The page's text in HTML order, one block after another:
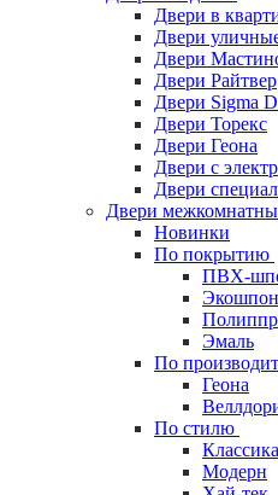
Двери в
Двери
Двери
Двери Райтвер
Двери Sigma
Двери Торекс
Двери Геона
Двери с
Двери
Двери
Новинки
По покрытию
ПВХ-
Экошпон
Эмаль
По
Геона
По стилю
Классика
Модерн